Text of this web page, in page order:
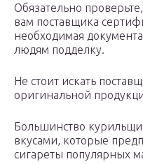
Обязательно
вам поставщика
необходимая
людям подделку.
Не стоит искать
оригинальной
Большинство
вкусами, которые
сигареты популярных